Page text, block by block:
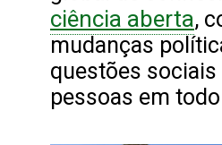
ciência aberta,
mudanças
questões
pessoas em